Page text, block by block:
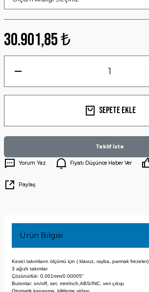
30.901,85 ₺
Sepete Ekle
Teklif İste
Yorum Yaz Fiyatı Düşünce Haber Ver
Paylaş
Ürün Bilgisi
Kesici takımların ölçümü için ( klavuz, rayba, parmak frezeler)
3 ağızlı takımlar
Çözünürlük: 0.001mm/0.00005"
Butonlar: on/off, set, mm/inch,ABS/INC, veri çıkışı
Otomatik kapanma, kilitleme vidası